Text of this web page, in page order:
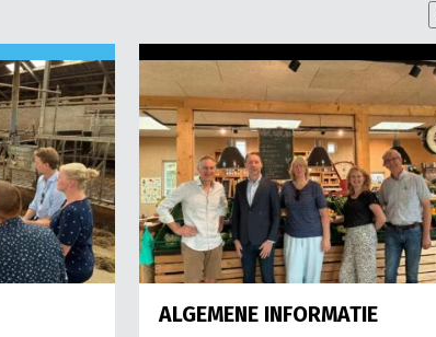
ALGEMENE INFORMATIE